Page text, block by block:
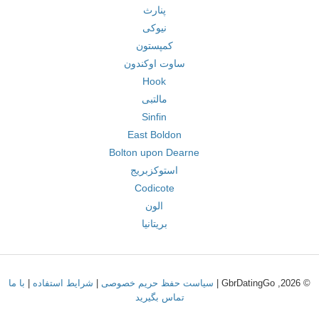
پنارث
نیوکی
کمپستون
ساوت اوکندون
Hook
مالتبی
Sinfin
East Boldon
Bolton upon Dearne
استوکزبریج
Codicote
الون
بریتانیا
© 2026, GbrDatingGo | سیاست حفظ حریم خصوصی شرایط استفاده
با ما
تماس بگیرید